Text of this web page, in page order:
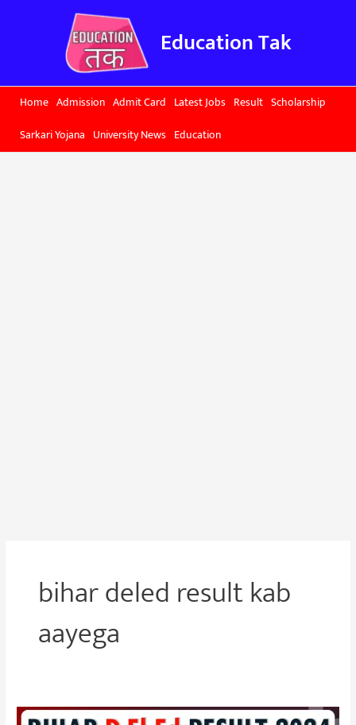
Education Tak
Home Admission Admit Card Latest Jobs Result Scholarship
Sarkari Yojana University News Education
bihar deled result kab
aayega
Bihar